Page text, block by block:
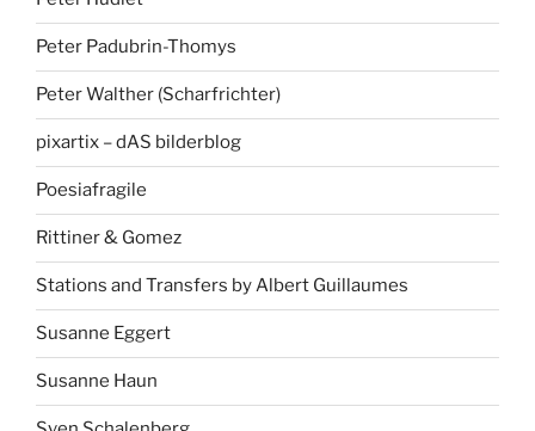
Peter Padubrin-Thomys
Peter Walther (Scharfrichter)
pixartix – dAS bilderblog
Poesiafragile
Rittiner & Gomez
Stations and Transfers by Albert Guillaumes
Susanne Eggert
Susanne Haun